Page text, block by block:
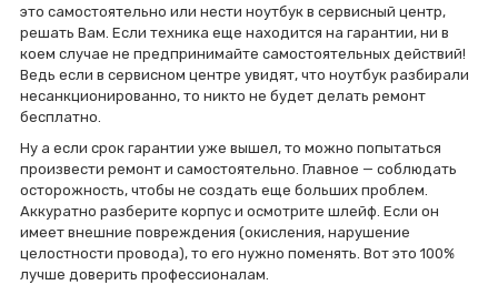
это самостоятельно или нести ноутбук в сервисный центр,
решать Вам. Если техника еще находится на гарантии, ни в
коем случае не предпринимайте самостоятельных действий!
Ведь если в сервисном центре увидят, что ноутбук разбирали
несанкционированно, то никто не будет делать ремонт
бесплатно.
Ну а если срок гарантии уже вышел, то можно попытаться
произвести ремонт и самостоятельно. Главное — соблюдать
осторожность, чтобы не создать еще больших проблем.
Аккуратно разберите корпус и осмотрите шлейф. Если он
имеет внешние повреждения (окисления, нарушение
целостности провода), то его нужно поменять. Вот это 100%
лучше доверить профессионалам.